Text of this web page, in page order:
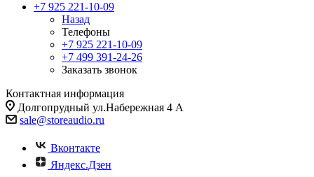
+7 925 221-10-09
Назад
Телефоны
+7 925 221-10-09
+7 499 391-24-26
Заказать звонок
Контактная информация
Долгопрудный ул.Набережная 4 А
sale@storeaudio.ru
Вконтакте
Яндекс.Дзен